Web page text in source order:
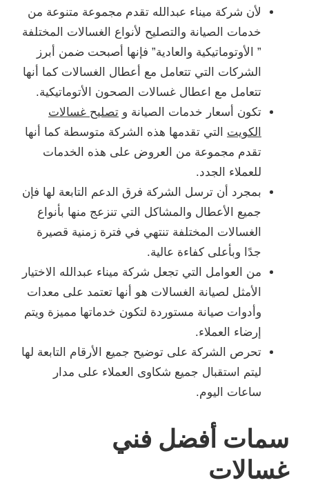
لأن شركة ميناء عبدالله تقدم مجموعة متنوعة من
خدمات الصيانة والتصليح لأنواع الغسالات المختلفة
” الأوتوماتيكية والعادية” فإنها أصبحت ضمن أبرز
الشركات التي تتعامل مع أعطال الغسالات كما أنها
تتعامل مع اعطال غسالات الصحون الأتوماتيكية.
تكون أسعار خدمات الصيانة و تصليح غسالات
الكويت التي تقدمها هذه الشركة متوسطة كما أنها
تقدم مجموعة من العروض على هذه الخدمات
للعملاء الجدد.
بمجرد أن ترسل الشركة فرق الدعم التابعة لها فإن
جميع الأعطال والمشاكل التي تنزعج منها بأنواع
الغسالات المختلفة تنتهي في فترة زمنية قصيرة
جدًا وبأعلى كفاءة عالية.
من العوامل التي تجعل شركة ميناء عبدالله الاختيار
الأمثل لصيانة الغسالات هو أنها تعتمد على معدات
وأدوات صيانة مستوردة لتكون خدماتها مميزة ويتم
إرضاء العملاء.
تحرص الشركة على توضيح جميع الأرقام التابعة لها
ليتم استقبال جميع شكاوى العملاء على مدار
ساعات اليوم.
سمات أفضل فني
غسالات